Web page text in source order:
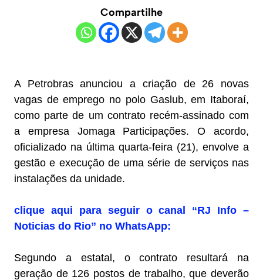
Compartilhe
A Petrobras anunciou a criação de 26 novas
vagas de emprego no polo Gaslub, em Itaboraí,
como parte de um contrato recém-assinado com
a empresa Jomaga Participações. O acordo,
oficializado na última quarta-feira (21), envolve a
gestão e execução de uma série de serviços nas
instalações da unidade.
clique aqui para seguir o canal “RJ Info –
Noticias do Rio” no WhatsApp:
Segundo a estatal, o contrato resultará na
geração de 126 postos de trabalho, que deverão